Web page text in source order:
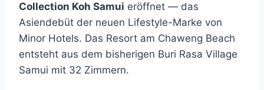
Collection Koh Samui eröffnet — das
Asiendebüt der neuen Lifestyle-Marke von
Minor Hotels. Das Resort am Chaweng Beach
entsteht aus dem bisherigen Buri Rasa Village
Samui mit 32 Zimmern.